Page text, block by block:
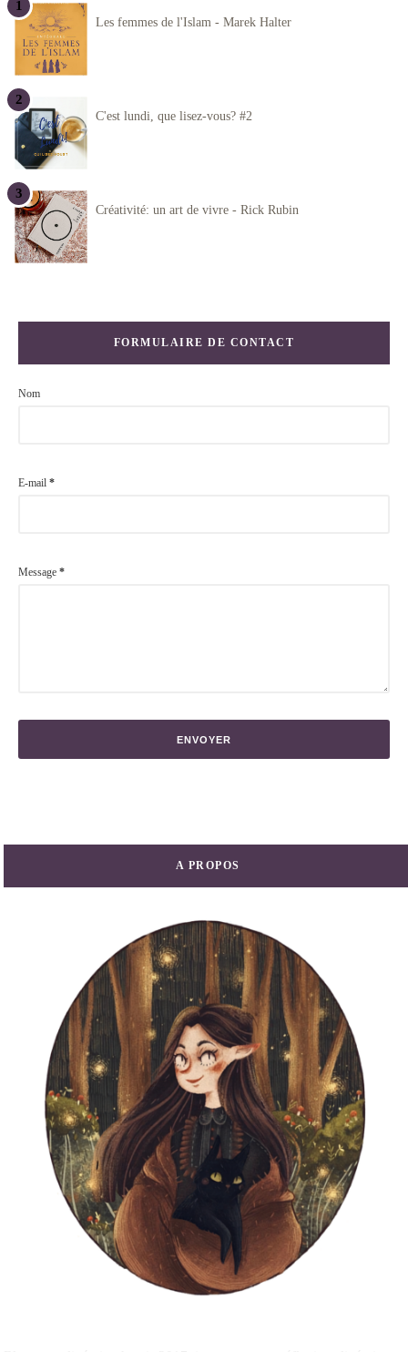
Les femmes de l'Islam - Marek Halter
C'est lundi, que lisez-vous? #2
Créativité: un art de vivre - Rick Rubin
FORMULAIRE DE CONTACT
Nom
E-mail *
Message *
A PROPOS